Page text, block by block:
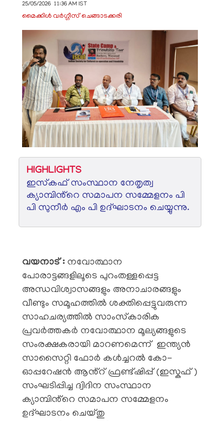
25/05/2026 11:36 AM IST
മൈക്കിള്‍ വര്‍ഗ്ഗീസ് ചെങ്ങാടക്കരി
HIGHLIGHTS
ഇസ്‌കഫ് സംസ്ഥാന നേതൃത്വ
ക്യാമ്പിൻ്റെ സമാപന സമ്മേളനം പി
പി സുനീർ എം പി ഉദ്ഘാടനം ചെയ്യുന്നു.
വയനാട് : നവോത്ഥാന
പോരാട്ടങ്ങളിലൂടെ പുറംതള്ളപ്പെട്ട
അന്ധവിശ്വാസങ്ങളും അനാചാരങ്ങളും
വീണ്ടും സമൂഹത്തിൽ ശക്തിപ്പെട്ടുവരുന്ന
സാഹചര്യത്തിൽ സാംസ്‌കാരിക
പ്രവർത്തകർ നവോത്ഥാന മൂല്യങ്ങളുടെ
സംരക്ഷകരായി മാറണമെന്ന് ഇന്ത്യൻ
സാസൈറ്റി ഫോർ കൾച്ചറൽ കോ-
ഓപ്പറേഷൻ ആൻ്റ് ഫ്രണ്ട്ഷിപ്പ് (ഇസ്കഫ് )
സംഘടിപ്പിച്ച ദ്വിദിന സംസ്ഥാന
ക്യാമ്പിൻ്റെ സമാപന സമ്മേളനം
ഉദ്ഘാടനം ചെയ്തു